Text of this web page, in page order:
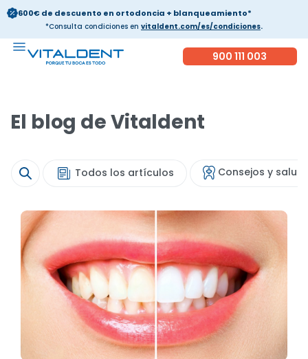
600€ de descuento en ortodoncia + blanqueamiento*
*Consulta condiciones en vitaldent.com/es/condiciones.
900 111 003
El blog de Vitaldent
Todos los artículos Consejos y